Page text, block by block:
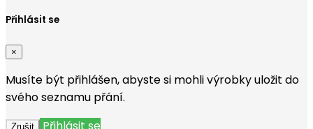
Přihlásit se
×
Musíte být přihlášen, abyste si mohli výrobky uložit do
svého seznamu přání.
Zrušit